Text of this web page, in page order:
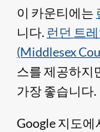
이 카운티에는
니다. 런던 트
(Middlesex
스를 제공하지
가장 좋습니다.
Google 지도에